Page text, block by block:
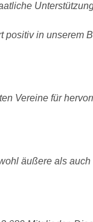
in unserem
Vereine für
äußere als